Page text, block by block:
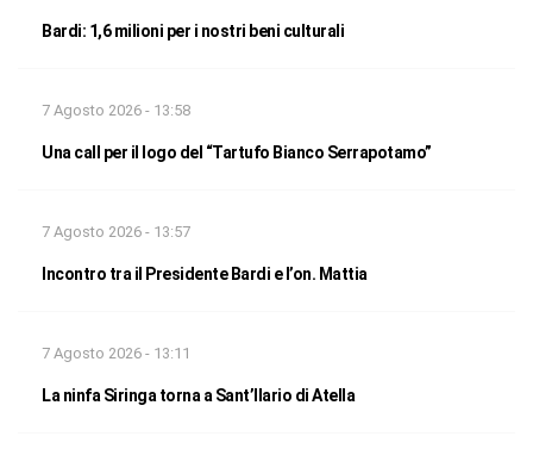
Bardi: 1,6 milioni per i nostri beni culturali
7 Agosto 2026 - 13:58
Una call per il logo del “Tartufo Bianco Serrapotamo”
7 Agosto 2026 - 13:57
Incontro tra il Presidente Bardi e l’on. Mattia
7 Agosto 2026 - 13:11
La ninfa Siringa torna a Sant’Ilario di Atella